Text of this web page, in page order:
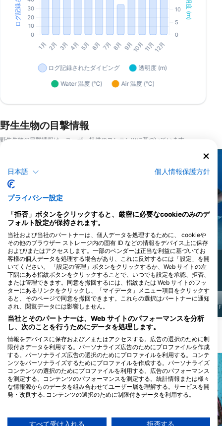
野生生物の目撃情報
野生生物の目撃情報は、ユーザー提供のコンテンツに基づいています
iStock/ultramarinfoto
ベラの仲間
98目撃例
J F M A M J J A S O N D
AdobeStock-Marc Henauer
オグロメジロザメ
376目撃例
F
近くのダイブサイト
日本語 個人情報保護方針
プライバシー設定
「拒否」ボタンをクリックすると、厳密に必要なcookieのみのデ
フォルト設定が保持されます。
当社および当社のパートナーは、個人データを処理するために、 cookieや
その他のブラウザー ストレージ内の固有 ID などの情報をデバイス上に保存
および/またはアクセスします。一部のベンダーは正当な利益に基づいてお
客様の個人データを処理する場合があり、これに反対するには「設定」を開
いてください。 「設定の管理」ボタンをクリックするか、Web サイトの左
下隅にある指紋ボタンをクリックすることで、いつでも設定を承認、拒否、
または管理できます。同意を撤回するには、指紋または Web サイトのフッ
ターにあるリンクをクリックし、「マイデータ」メニュー項目をクリックす
ると、そのページで同意を撤回できます。これらの選択はパートナーに通知
され、閲覧データには影響しません。
当社とそのパートナーは、Web サイトのパフォーマンスを分析
し、次のことを行うためにデータを処理します。
情報をデバイスに保存および／またはアクセスする。広告の選択のために制
限付きデータを利用する。パーソナライズ広告のためにプロファイルを作成
する。パーソナライズ広告の選択のためにプロファイルを利用する。コンテ
ンツをパーソナライズするためにプロファイルを作成する。パーソナライズ
コンテンツの選択のためにプロファイルを利用する。広告のパフォーマンス
を測定する。コンテンツのパフォーマンスを測定する。統計情報または様々
な情報源からのデータを組み合わせてユーザー層を理解する。サービスを開
発・改良する. コンテンツの選択のために制限付きデータを利用する。
データは欧州連合外で共有され、米国に送信される場合があります。
すべて受け入れる 拒否する